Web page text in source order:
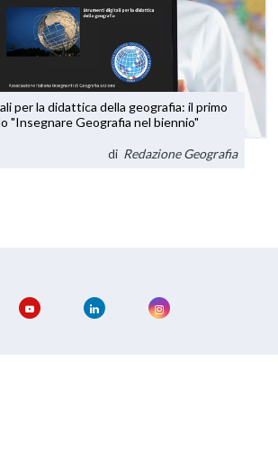
per la didattica della geografia: il primo
"Insegnare Geografia nel biennio"
di Redazione Geografia